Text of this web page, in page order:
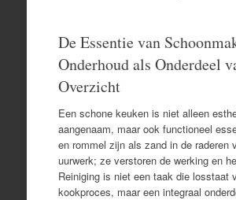
De Essentie van
Onderhoud als Onderdeel
Overzicht
Een schone keuken is niet alleen
aangenaam, maar ook functioneel
en rommel zijn als zand in de raderen
uurwerk; ze verstoren de werking en
Reiniging is niet een taak die losstaat
kookproces, maar een integraal